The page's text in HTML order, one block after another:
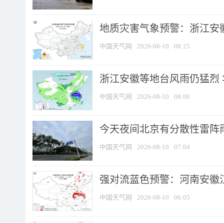
地质灾害气象预警：浙江安
中国天气网 2026-08-10 08:25
浙江安徽等地台风雨仍猛烈
中国天气网 2026-08-10 08:00
今天夜间北京有分散性雷
中国天气网 2026-08-10 07:04
强对流蓝色预警：河南安徽
中国天气网 2026-08-10 06:05